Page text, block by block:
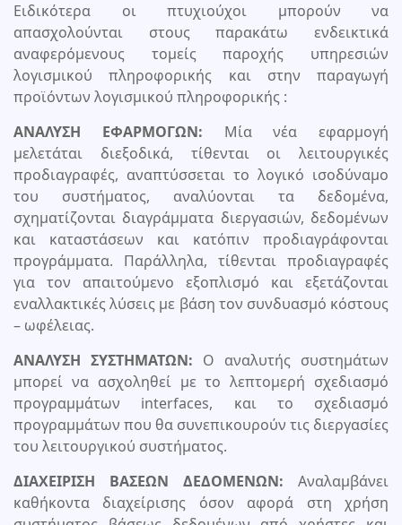
Ειδικότερα οι πτυχιούχοι μπορούν να
απασχολούνται στους παρακάτω ενδεικτικά
αναφερόμενους τομείς παροχής υπηρεσιών
λογισμικού πληροφορικής και στην παραγωγή
προϊόντων λογισμικού πληροφορικής :
ΑΝΑΛΥΣΗ ΕΦΑΡΜΟΓΩΝ: Μία νέα εφαρμογή
μελετάται διεξοδικά, τίθενται οι λειτουργικές
προδιαγραφές, αναπτύσσεται το λογικό ισοδύναμο
του συστήματος, αναλύονται τα δεδομένα,
σχηματίζονται διαγράμματα διεργασιών, δεδομένων
και καταστάσεων και κατόπιν προδιαγράφονται
προγράμματα. Παράλληλα, τίθενται προδιαγραφές
για τον απαιτούμενο εξοπλισμό και εξετάζονται
εναλλακτικές λύσεις με βάση τον συνδυασμό κόστους
– ωφέλειας.
ΑΝΑΛΥΣΗ ΣΥΣΤΗΜΑΤΩΝ: Ο αναλυτής συστημάτων
μπορεί να ασχοληθεί με το λεπτομερή σχεδιασμό
προγραμμάτων interfaces, και το σχεδιασμό
προγραμμάτων που θα συνεπικουρούν τις διεργασίες
του λειτουργικού συστήματος.
ΔΙΑΧΕΙΡΙΣΗ ΒΑΣΕΩΝ ΔΕΔΟΜΕΝΩΝ: Αναλαμβάνει
καθήκοντα διαχείρισης όσον αφορά στη χρήση